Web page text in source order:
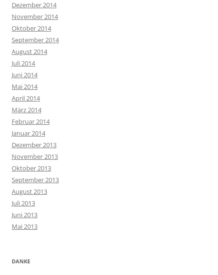
Dezember 2014
November 2014
Oktober 2014
September 2014
August 2014
Juli 2014
Juni 2014
Mai 2014
April 2014
März 2014
Februar 2014
Januar 2014
Dezember 2013
November 2013
Oktober 2013
September 2013
August 2013
Juli 2013
Juni 2013
Mai 2013
DANKE